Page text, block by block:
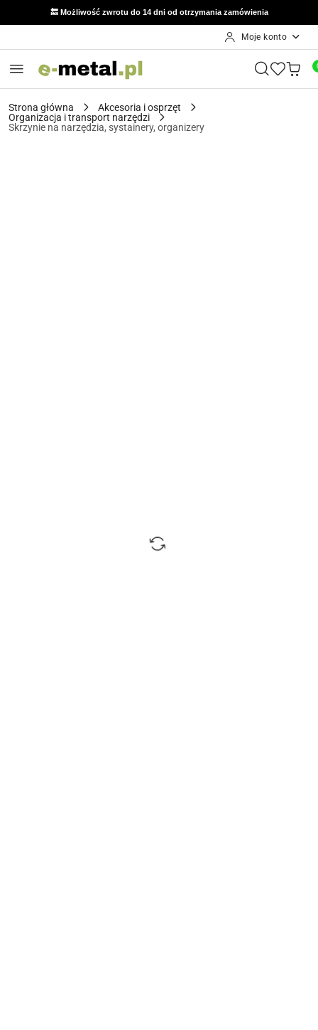
🔙 Możliwość zwrotu do 14 dni od otrzymania zamówienia
Moje konto
Strona główna
Akcesoria i osprzęt
Organizacja i transport narzędzi
Skrzynie na narzędzia, systainery, organizery